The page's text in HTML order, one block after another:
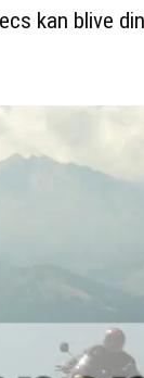
kan blive